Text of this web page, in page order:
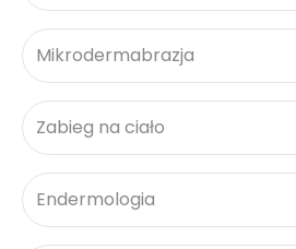
Mikrodermabrazja
Zabieg na ciało
Endermologia